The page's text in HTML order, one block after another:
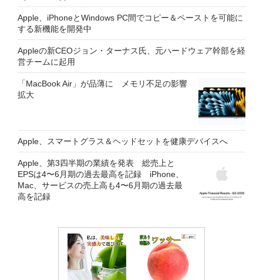
Apple、iPhoneとWindows PC間でコピー＆ペーストを可能に
する新機能を開発中
Appleの新CEOジョン・ターナス氏、元ハードウェア幹部を経
営チームに起用
「MacBook Air」が品薄に メモリ不足の影響
拡大
Apple、スマートグラス＆ヘッドセットを健康デバイスへ
Apple、第3四半期の業績を発表 総売上と
EPSは4〜6月期の過去最高を記録 iPhone、
Mac、サービスの売上高も4〜6月期の過去最
高を記録